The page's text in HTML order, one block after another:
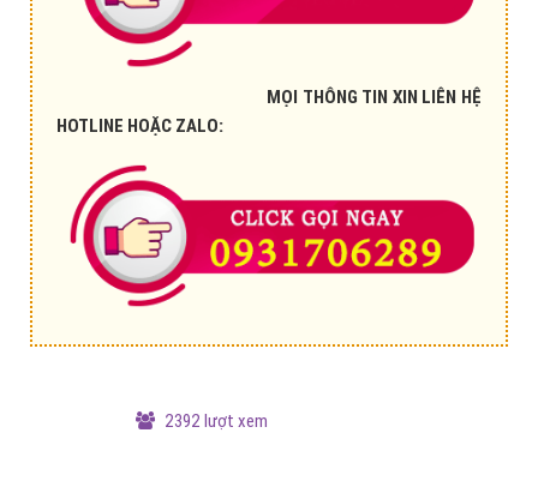
MỌI THÔNG TIN XIN LIÊN HỆ
HOTLINE HOẶC ZALO:
2392 lượt xem